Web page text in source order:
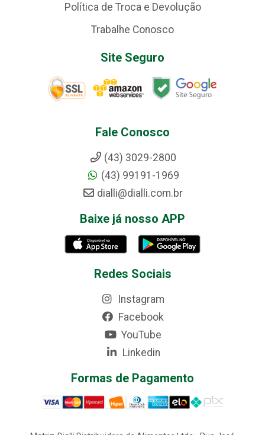
Política de Troca e Devolução
Trabalhe Conosco
Site Seguro
Fale Conosco
(43) 3029-2800
(43) 99191-1969
dialli@dialli.com.br
Baixe já nosso APP
Redes Sociais
Instagram
Facebook
YouTube
Linkedin
Formas de Pagamento